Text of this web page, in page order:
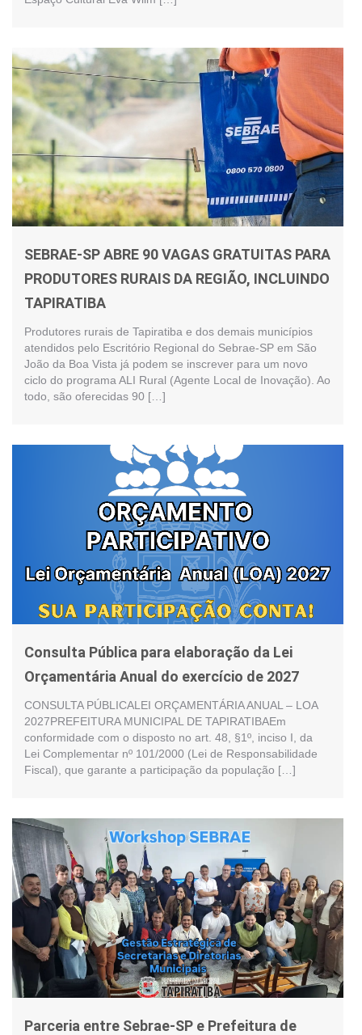
SEBRAE-SP ABRE 90 VAGAS GRATUITAS PARA
PRODUTORES RURAIS DA REGIÃO, INCLUINDO
TAPIRATIBA
Produtores rurais de Tapiratiba e dos demais municípios
atendidos pelo Escritório Regional do Sebrae-SP em São
João da Boa Vista já podem se inscrever para um novo
ciclo do programa ALI Rural (Agente Local de Inovação). Ao
todo, são oferecidas 90 […]
Consulta Pública para elaboração da Lei
Orçamentária Anual do exercício de 2027
CONSULTA PÚBLICALEI ORÇAMENTÁRIA ANUAL – LOA
2027PREFEITURA MUNICIPAL DE TAPIRATIBAEm
conformidade com o disposto no art. 48, §1º, inciso I, da
Lei Complementar nº 101/2000 (Lei de Responsabilidade
Fiscal), que garante a participação da população […]
Parceria entre Sebrae-SP e Prefeitura de